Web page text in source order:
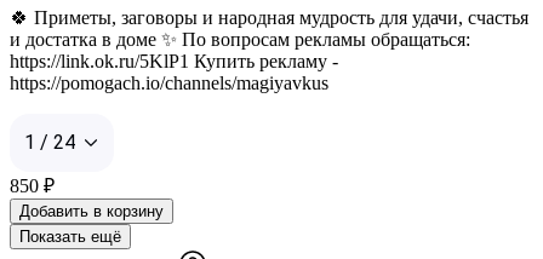
🍀 Приметы, заговоры и народная мудрость для удачи, счастья
и достатка в доме ✨ По вопросам рекламы обращаться:
https://link.ok.ru/5KlP1 Купить рекламу -
https://pomogach.io/channels/magiyavkus
1 / 24
850 ₽
Добавить в корзину
Показать ещё